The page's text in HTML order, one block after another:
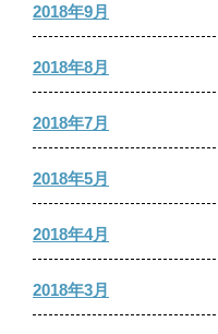
2018年9月
2018年8月
2018年7月
2018年5月
2018年4月
2018年3月